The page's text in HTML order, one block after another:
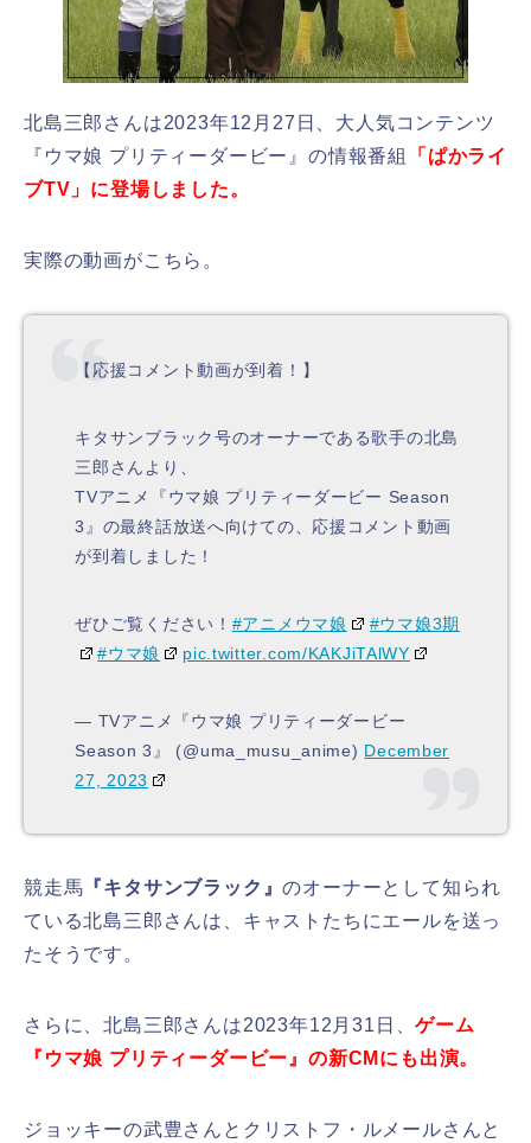
北島三郎さんは2023年12月27日、大人気コンテンツ
『ウマ娘 プリティーダービー』の情報番組
「ぱかライ
ブTV」に登場しました。
実際の動画がこちら。
【応援コメント動画が到着！】
キタサンブラック号のオーナーである歌手の北島
三郎さんより、
TVアニメ『ウマ娘 プリティーダービー Season
3』の最終話放送へ向けての、応援コメント動画
が到着しました！
ぜひご覧ください！ #アニメウマ娘
#ウマ娘3期
#ウマ娘
pic.twitter.com/KAKJiTAlWY
— TVアニメ『ウマ娘 プリティーダービー
Season 3』 (@uma_musu_anime) December
27, 2023
競走馬 『キタサンブラック』のオーナーとして知られ
ている北島三郎さんは、キャストたちにエールを送っ
たそうです。
さらに、北島三郎さんは2023年12月31日、ゲーム
『ウマ娘 プリティーダービー』の新CMにも出演。
ジョッキーの武豊さんとクリストフ・ルメールさんと